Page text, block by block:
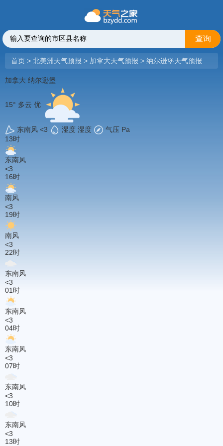
查询
首页 > 北美洲天气预报 > 加拿大天气预报 > 纳尔逊堡天气预报
加拿大 纳尔逊堡
15° 多云 优
东南风 <3 湿度 湿度
气压 Pa
13时
东南风
<3
16时
南风
<3
19时
南风
<3
22时
东南风
<3
01时
东南风
<3
04时
东南风
<3
07时
东南风
<3
10时
东南风
<3
13时